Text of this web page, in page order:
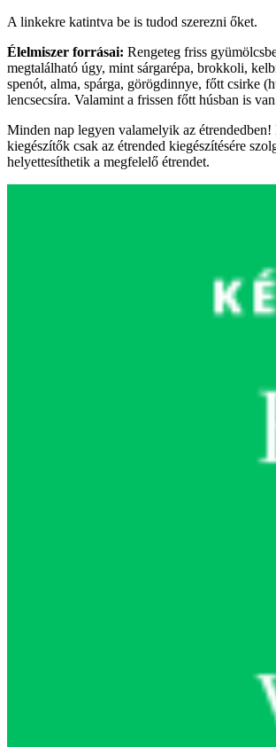
A linkekre katintva be is tudod szerezni őket.
Élelmiszer forrásai: Rengeteg friss
megtalálható úgy, mint sárgarépa, brokkoli,
spenót, alma, spárga, görögdinnye, főtt csirke
lencsecsíra. Valamint a frissen főtt húsban is
Minden nap legyen valamelyik az
kiegészítők csak az étrended kiegészítésére
helyettesíthetik a megfelelő étrendet.